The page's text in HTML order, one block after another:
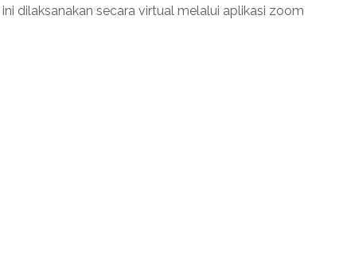
dilaksanakan secara virtual melalui aplikasi zoom